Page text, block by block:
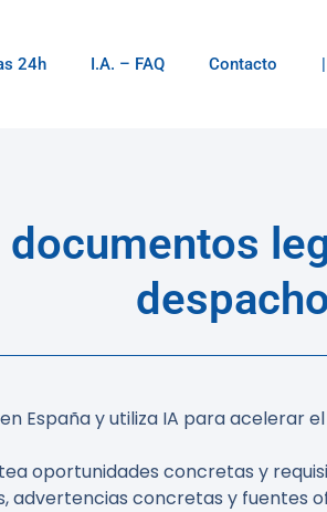
24h I.A. – FAQ Contacto |
España y utiliza IA para
oportunidades concretas y
concretas y fuentes